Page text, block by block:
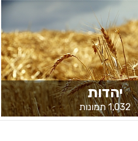
יהדות
1,032 תמונות